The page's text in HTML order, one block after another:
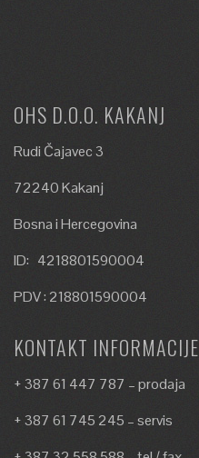
OHS D.O.O. KAKANJ
Rudi Čajavec 3
72240 Kakanj
Bosna i Hercegovina
ID: 4218801590004
PDV : 218801590004
KONTAKT INFORMACIJE
+ 387 61 447 787 – prodaja
+ 387 61 745 245 – servis